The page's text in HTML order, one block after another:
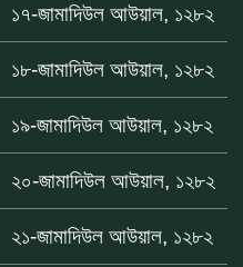
১৭-জামাদিউল আউয়াল, ১২৮২
১৮-জামাদিউল আউয়াল, ১২৮২
১৯-জামাদিউল আউয়াল, ১২৮২
২০-জামাদিউল আউয়াল, ১২৮২
২১-জামাদিউল আউয়াল, ১২৮২